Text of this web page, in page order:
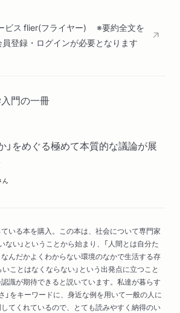
ービス flier(フライヤー) ※要約全文を
登録・ログインが必要となります
門の一冊
」をめぐる極めて本質的な議論が展
ん
いる本を購入。この本は、社会について専門家
ない」ということから始まり、「人間とは自分た
んだかよくわからない環境のなかで生活する存
いことはなくならない」という出発点に立つこと
識が期待できると説いています。私達が暮らす
」をキーワードに、身近な例を用いて一般の人に
てくれているので、とても読みやすく納得のい